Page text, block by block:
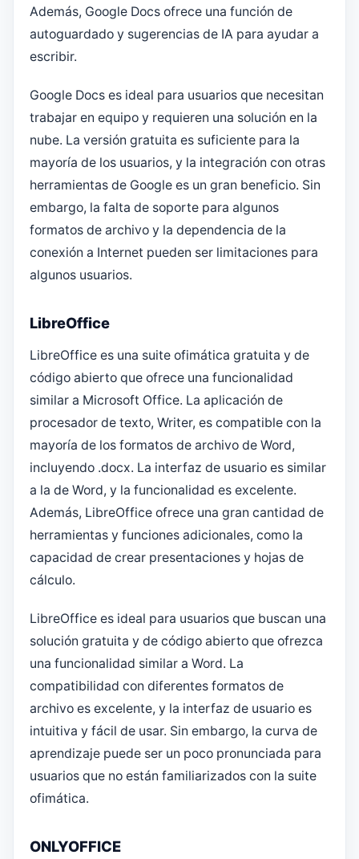
Además, Google Docs ofrece una función de
autoguardado y sugerencias de IA para ayudar a
escribir.
Google Docs es ideal para usuarios que necesitan
trabajar en equipo y requieren una solución en la
nube. La versión gratuita es suficiente para la
mayoría de los usuarios, y la integración con otras
herramientas de Google es un gran beneficio. Sin
embargo, la falta de soporte para algunos
formatos de archivo y la dependencia de la
conexión a Internet pueden ser limitaciones para
algunos usuarios.
LibreOffice
LibreOffice es una suite ofimática gratuita y de
código abierto que ofrece una funcionalidad
similar a Microsoft Office. La aplicación de
procesador de texto, Writer, es compatible con la
mayoría de los formatos de archivo de Word,
incluyendo .docx. La interfaz de usuario es similar
a la de Word, y la funcionalidad es excelente.
Además, LibreOffice ofrece una gran cantidad de
herramientas y funciones adicionales, como la
capacidad de crear presentaciones y hojas de
cálculo.
LibreOffice es ideal para usuarios que buscan una
solución gratuita y de código abierto que ofrezca
una funcionalidad similar a Word. La
compatibilidad con diferentes formatos de
archivo es excelente, y la interfaz de usuario es
intuitiva y fácil de usar. Sin embargo, la curva de
aprendizaje puede ser un poco pronunciada para
usuarios que no están familiarizados con la suite
ofimática.
ONLYOFFICE